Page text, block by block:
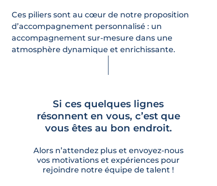
Ces piliers sont au cœur de notre proposition
d’accompagnement personnalisé : un
accompagnement sur-mesure dans une
atmosphère dynamique et enrichissante.
Si ces quelques lignes
résonnent en vous, c’est que
vous êtes au bon endroit.
Alors n’attendez plus et envoyez-nous
vos motivations et expériences pour
rejoindre notre équipe de talent !